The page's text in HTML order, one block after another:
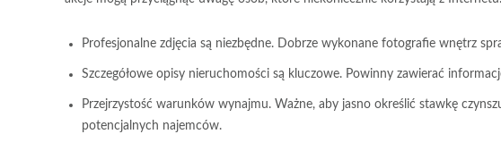
Profesjonalne zdjęcia są niezbędne. Dobrze wykonane fotografie wnętrz
Szczegółowe opisy nieruchomości są kluczowe. Powinny zawierać
Przejrzystość warunków wynajmu. Ważne, aby jasno określić stawkę
potencjalnych najemców.